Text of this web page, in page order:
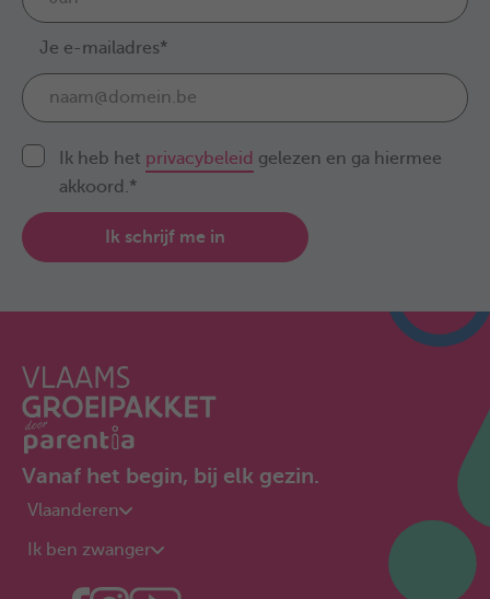
Je e-mailadres*
Ik heb het privacybeleid gelezen en ga hiermee
akkoord.*
Ik schrijf me in
Vanaf het begin, bij elk gezin.
Vlaanderen
Ik ben zwanger